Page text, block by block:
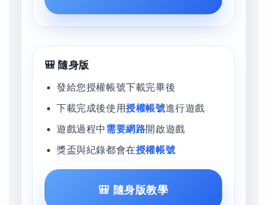
🎒 隨身版
發給您授權帳號下載完畢後
下載完成後使用授權帳號進行遊戲
遊戲過程中 需要網路開啟遊戲
獎盃與紀錄都會在授權帳號
🎒 隨身版教學